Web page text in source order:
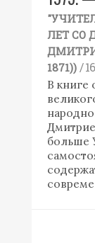
ЛЕТ СО
1871)) /
В книге
больше